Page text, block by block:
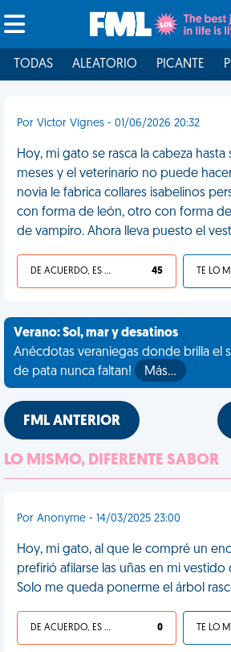
TODAS ALEATORIO PICANTE
Por Victor Vignes - 01/06/2026 20:32
Hoy, mi gato se rasca la cabeza
meses y el veterinario no puede
novia le fabrica collares isabelinos
con forma de león, otro con forma
de vampiro. Ahora lleva puesto el
DE ACUERDO, ES UNA VIDA HP 45 TE LO
Verano: Sol, mar y desatinos
Anécdotas veraniegas donde brilla el
de pata nunca faltan!
Más…
FML ANTERIOR
LO MISMO, DIFERENTE SABOR
Por Anonyme - 14/03/2025 23:00
Hoy, mi gato, al que le compré un
prefirió afilarse las uñas en mi
Solo me queda ponerme el árbol
DE ACUERDO, ES UNA VIDA HP 0 TE LO